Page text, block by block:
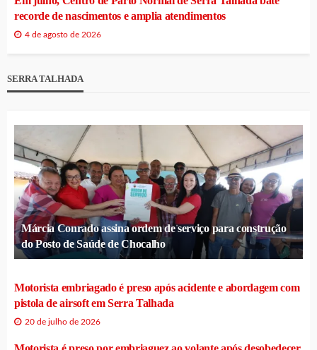
recorde de nascimentos e amplia atendimentos
4 de agosto de 2026
SERRA TALHADA
Márcia Conrado assina ordem de serviço para construção
do Posto de Saúde de Chocalho
Motorista embriagado é preso após acidente e abordagem com
pistola de airsoft em Serra Talhada
20 de julho de 2026